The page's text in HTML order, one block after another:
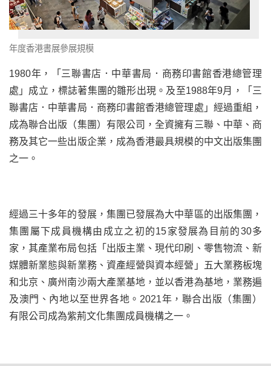
年度香港書展參展規模
1980年，「三聯書店．中華書局．商務印書館香港總管理
處」成立，標誌著集團的雛形出現。及至1988年9月，「三
聯書店．中華書局．商務印書館香港總管理處」經過重組，
成為聯合出版（集團）有限公司，全資擁有三聯、中華、商
務及其它一些出版企業，成為香港最具規模的中文出版集團
之一。
經過三十多年的發展，集團已發展為大中華區的出版集團，
集團屬下成員機構由成立之初的15家發展為目前的30多
家，其產業布局包括「 出版主業、現代印刷、零售物流、新
媒體新業態與新業務、資產經營與資本經營」五大業務板塊
和北京、廣州南沙兩大產業基地 ，並以香港為基地，業務遍
及澳門、內地以至世界各地。2021年，聯合出版（集團）
有限公司成為紫荊文化集團成員機構之一。